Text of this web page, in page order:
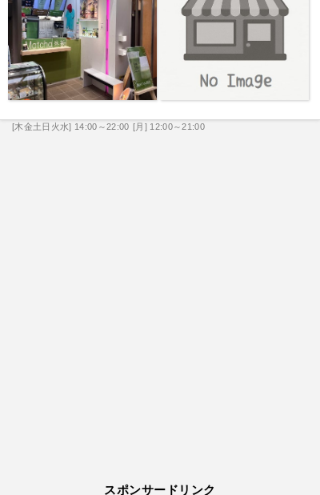
[木金土日火水] 14:00～22:00 [月] 12:00～21:00
スポンサードリンク